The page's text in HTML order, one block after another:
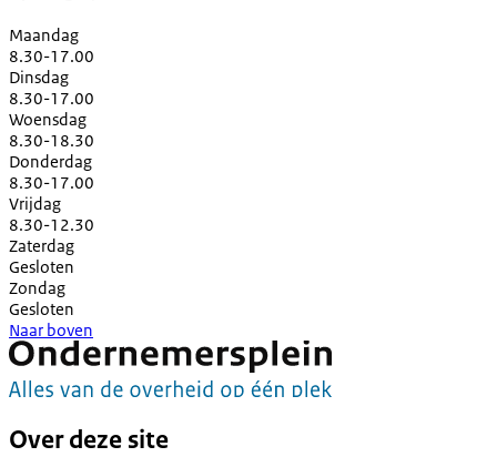
Maandag
8.30-17.00
Dinsdag
8.30-17.00
Woensdag
8.30-18.30
Donderdag
8.30-17.00
Vrijdag
8.30-12.30
Zaterdag
Gesloten
Zondag
Gesloten
Naar boven
Over deze site